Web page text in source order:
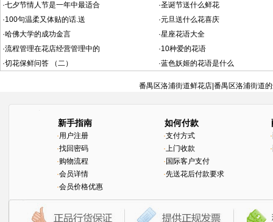
·七夕节情人节是一年中最适合
·100句温柔又体贴的话.送
·哈佛大学的成功金言
·流程管理在花店经营管理中的
·切花保鲜问答 （二）
·圣诞节送什么鲜花
·元旦送什么花喜庆
·星座花语大全
·10种爱的花语
·蓝色妖姬的花语是什么
番禺区洛浦街道鲜花店|番禺区洛浦街道
新手指南
·用户注册
·找回密码
·购物流程
·会员详情
·会员价格优惠
如何付款
·支付方式
·上门收款
· 国际客户支付
·先送花后付款要求
·
·